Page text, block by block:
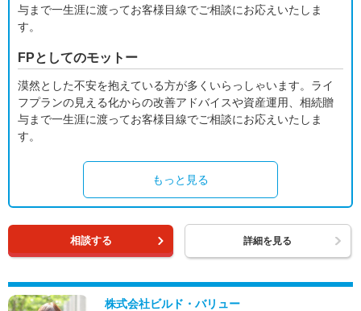
与まで一生涯に渡ってお客様目線でご相談にお応えいたしま
す。
FPとしてのモットー
漠然とした不安を抱えている方が多くいらっしゃいます。ライ
フプランの見える化からの改善アドバイスや資産運用、相続贈
与まで一生涯に渡ってお客様目線でご相談にお応えいたしま
す。
もっと見る
相談する 詳細を見る
株式会社ビルド・バリュー